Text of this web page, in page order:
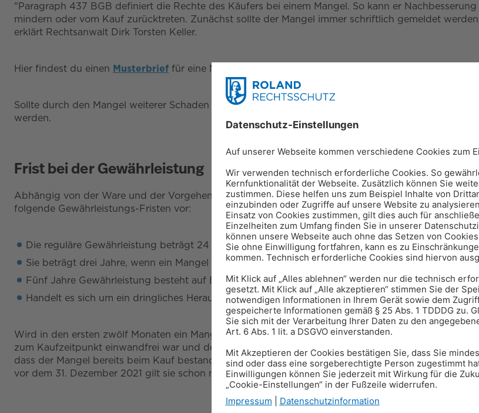
"Paragraph 437 BGB definiert die Rechte des Käufers bei einem Mangel. So kann er
mindern oder vom Kauf zurücktreten. Zunächst sollte der Mangel immer schriftlich gemeldet
erklärt Rechtsanwalt Dirk Torsten Keller.
Hier findest du einen Musterbrief für eine Mangel-Meldung an den Händler.
Sollte durch den Mangel weiterer Schaden entstanden sein, kann über die Gewährleistung
werden.
Frist bei der Gewährleistung
Abhängig von der Ware und der Vorgehensweise beim Kauf ergibt sich für die Gewährleistung,
folgende Gewährleistungs-Fristen vor:
Die reguläre Gewährleistung beträgt 24 Monate ab Erhalt der Ware oder Dienstleistung.
Sie beträgt drei Jahre, wenn ein Mangel beim Kauf wissentlich verschwiegen wurde.
Fünf Jahre Gewährleistung besteht auf Bauwerke und Baustoffe.
Handelt es sich um ein dringliches Herausgaberecht eines Dritten, besteht nach dem Kauf eine
Wird in den ersten zwölf Monaten ein Mangel festgestellt, liegt die Beweislast beim Verkäufer. Mit
zum Kaufzeitpunkt einwandfrei war und der Mangel erst später entstanden ist. Ab dem 13. Monat
dass der Mangel bereits beim Kauf bestand und nicht durch ihn entstanden ist. „Die
vor dem 31. Dezember 2021 gilt sie schon nach sechs Monaten”, weist Anwalt Dirk Torsten Keller hin.